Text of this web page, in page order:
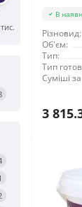
В
Різновид:
Об'єм:
Тип:
Тип
Суміші
3